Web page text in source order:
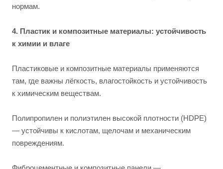
нормам.
4. Пластик и композитные материалы: устойчивость
к химии и влаге
Пластиковые и композитные материалы применяются
там, где важны лёгкость, влагостойкость и устойчивость
к химическим веществам.
Полипропилен и полиэтилен высокой плотности (HDPE)
— устойчивы к кислотам, щелочам и механическим
повреждениям.